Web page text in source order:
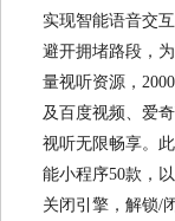
实现智能语音交
避开拥堵路段，
量视听资源，
及百度视频、爱
视听无限畅享。
能小程序50款，
关闭引擎，解锁/